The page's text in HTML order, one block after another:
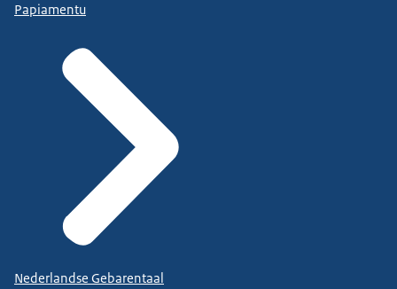
Papiamentu
Nederlandse Gebarentaal